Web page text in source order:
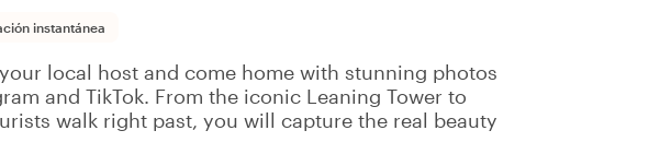
instantánea
local host and come home with stunning photos
and TikTok. From the iconic Leaning Tower to
walk right past, you will capture the real beauty